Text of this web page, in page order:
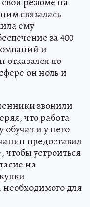
связалась
ему
за 400
и
по
он ноль и
звонили
что работа
обучат и у него
предоставил
устроиться
на
для